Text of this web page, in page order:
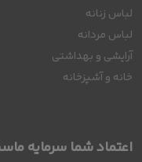
لباس زنانه
لباس مردانه
آرایشی و بهداشتی
خانه و آشپزخانه
اعتماد شما سرمایه